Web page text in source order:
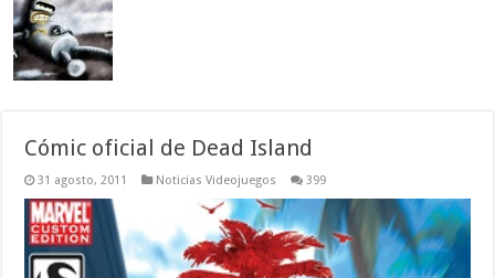
Cómic oficial de Dead Island
31 agosto, 2011 Noticias Videojuegos 399